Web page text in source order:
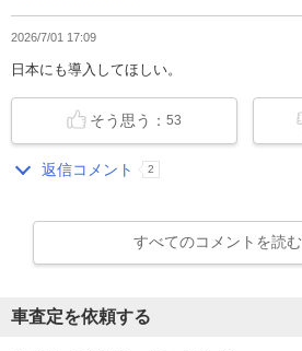
2026/7/01 17:09
日本にも導入してほしい。
そう思う：53
返信コメント 2
すべてのコメントを読む
車査定を依頼する